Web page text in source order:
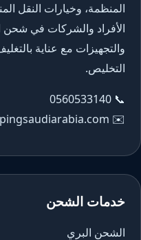
المنظمة، وخيارات النقل
الأفراد والشركات في شحن
والتجهيزات مع عناية
التخليص.
📞
0560533140
✉️
خدمات الشحن
الشحن البري